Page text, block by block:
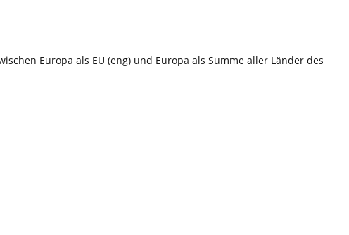
Europa als EU (eng) und Europa als Summe aller Länder des